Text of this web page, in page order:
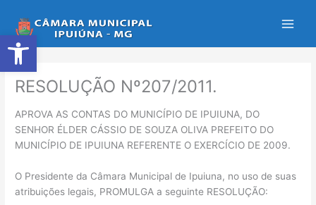
Abrir a barra de ferramentas
para
o
conteúdo
RESOLUÇÃO Nº207/2011.
APROVA AS CONTAS DO MUNICÍPIO DE IPUIUNA, DO
SENHOR ÉLDER CÁSSIO DE SOUZA OLIVA PREFEITO DO
MUNICÍPIO DE IPUIUNA REFERENTE O EXERCÍCIO DE 2009.
O Presidente da Câmara Municipal de Ipuiuna, no uso de suas
atribuições legais, PROMULGA a seguinte RESOLUÇÃO: